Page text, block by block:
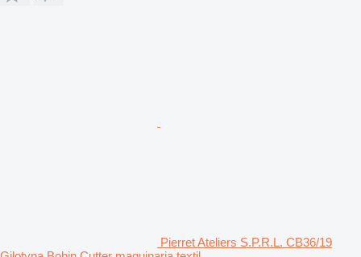
Pierret Ateliers S.P.R.L. CB36/19